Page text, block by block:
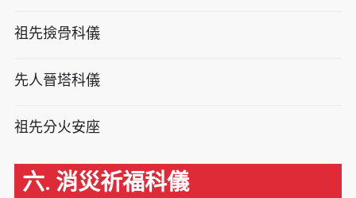
祖先撿骨科儀
先人晉塔科儀
祖先分火安座
六. 消災祈福科儀